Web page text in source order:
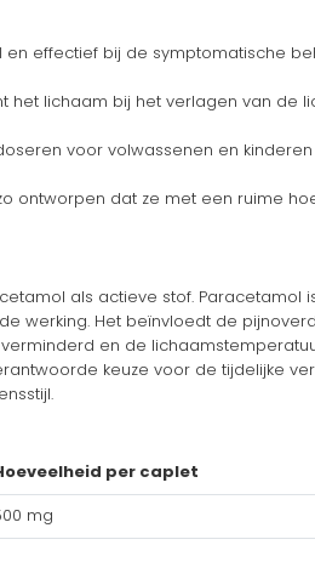
en effectief bij de symptomatische
het lichaam bij het verlagen van de
voor volwassenen en
ontworpen dat ze met een ruime
als actieve stof. Paracetamol
werking. Het beïnvloedt de
en de
keuze voor de tijdelijke
per caplet
mg